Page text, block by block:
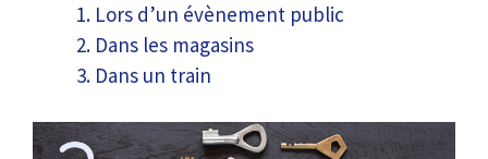
Lors d’un évènement public
Dans les magasins
Dans un train